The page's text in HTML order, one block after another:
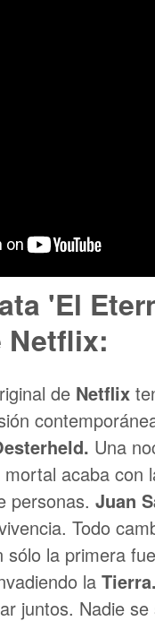
'El
Netflix:
de Netflix
Una
acaba
personas. Juan
Todo
sólo la primera
la Tierra.
juntos. Nadie se